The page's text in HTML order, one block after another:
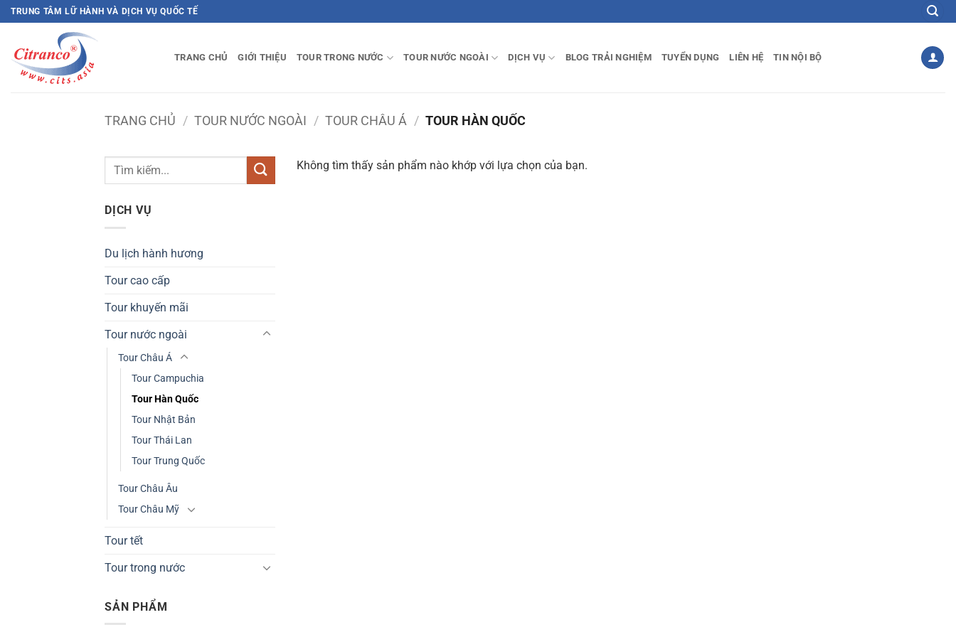
Bỏ
qua
dung
TRUNG TÂM LỮ HÀNH VÀ DỊCH VỤ QUỐC TẾ
TRANG CHỦ GIỚI THIỆU TOUR TRONG NƯỚC TOUR NƯỚC NGOÀI DỊCH VỤ BLOG TRẢI NGHIỆM TUYỂN DỤNG LIÊN HỆ TIN NỘI BỘ
TRANG CHỦ / TOUR NƯỚC NGOÀI / TOUR CHÂU Á / TOUR HÀN QUỐC
DỊCH VỤ
Du lịch hành hương
Tour cao cấp
Tour khuyến mãi
Tour nước ngoài
Tour Châu Á
Tour Campuchia
Tour Hàn Quốc
Tour Nhật Bản
Tour Thái Lan
Tour Trung Quốc
Tour Châu Âu
Tour Châu Mỹ
Tour tết
Tour trong nước
SẢN PHẨM
Không tìm thấy sản phẩm nào khớp với lựa chọn của bạn.